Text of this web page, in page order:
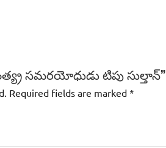
సమరయోధుడు టిపు సుల్తాన్‌”
Required fields are marked *